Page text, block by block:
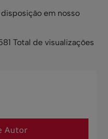
em nosso
Total de visualizações
Autor